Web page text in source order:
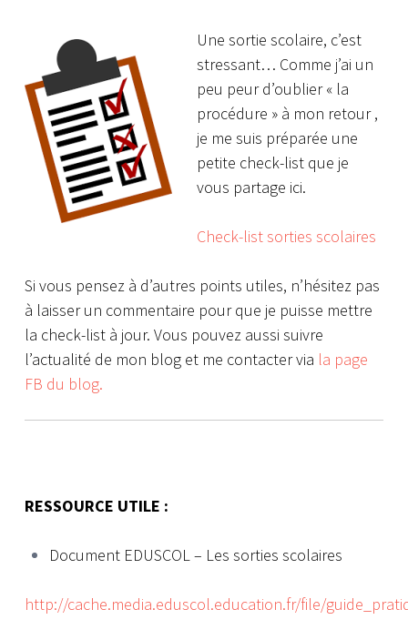
Une sortie scolaire, c’est
stressant… Comme j’ai un
peu peur d’oublier « la
procédure » à mon retour ,
je me suis préparée une
petite check-list que je
vous partage ici.
Check-list sorties scolaires
Si vous pensez à d’autres points utiles, n’hésitez pas
à laisser un commentaire pour que je puisse mettre
la check-list à jour. Vous pouvez aussi suivre
l’actualité de mon blog et me contacter via la page
FB du blog.
RESSOURCE UTILE :
Document EDUSCOL – Les sorties scolaires
http://cache.media.eduscol.education.fr/file/